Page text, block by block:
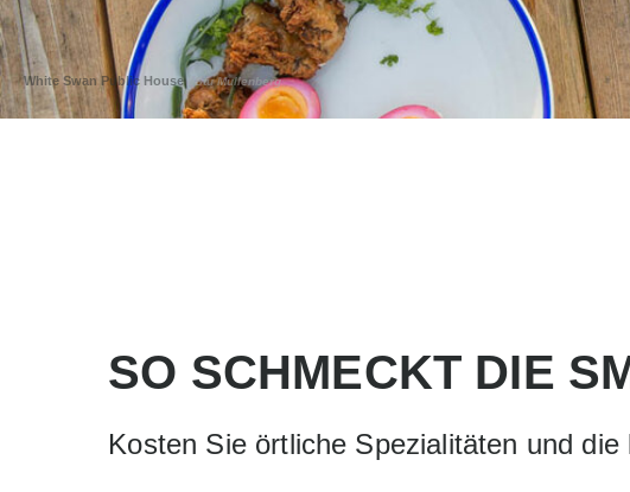
White Swan Public House Stu Mullenberg
SO SCHMECKT DIE
Kosten Sie örtliche Spezialitäten und